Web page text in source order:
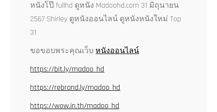
หนังโป๊ fullhd ดูหนัง Madoohd.com 31 มิถุนายน
2567 Shirley ดูหนังออนไลน์ ดูหนังหนังใหม่ Top
31
ขอขอบพระคุณเว็บหนังออนไลน์
https://bit.ly/madoo_hd
https://rebrand.ly/madoo_hd
https://wow.in.th/madoo_hd